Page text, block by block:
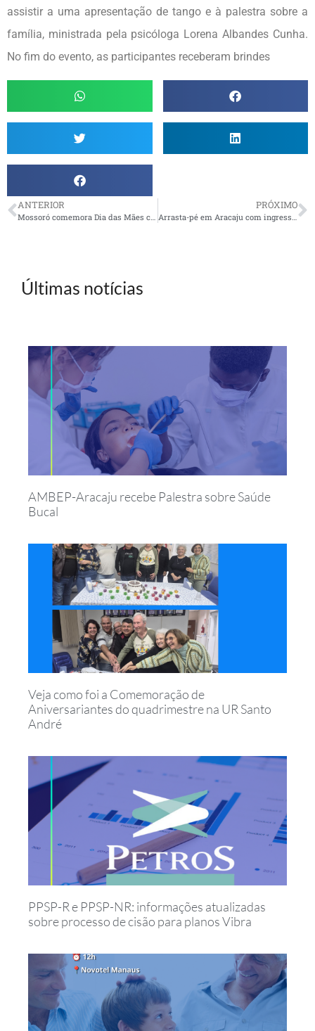
assistir a uma apresentação de tango e à palestra sobre a
família, ministrada pela psicóloga Lorena Albandes Cunha.
No fim do evento, as participantes receberam brindes
ANTERIOR
Mossoró comemora Dia das Mães com as associadas
PRÓXIMO
Arrasta-pé em Aracaju com ingressos à venda
Últimas notícias
AMBEP-Aracaju recebe Palestra sobre Saúde
Bucal
Veja como foi a Comemoração de
Aniversariantes do quadrimestre na UR Santo
André
PPSP-R e PPSP-NR: informações atualizadas
sobre processo de cisão para planos Vibra